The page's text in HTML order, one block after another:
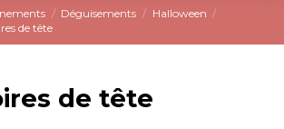
Déguisements
Halloween
de tête
de tête